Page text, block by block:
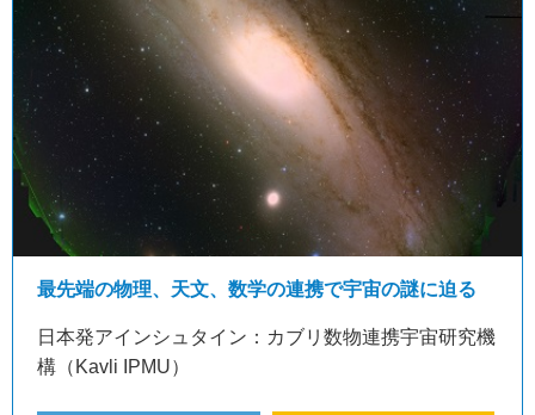
最先端の物理、天文、数学の連携で宇宙の謎に迫る
日本発アインシュタイン：カブリ数物連携宇宙研究機
構（Kavli IPMU）